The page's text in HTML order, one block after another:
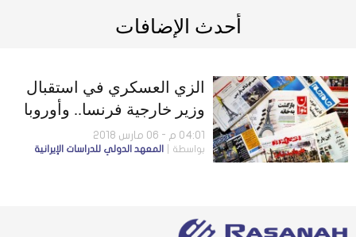
أحدث الإضافات
الزي العسكري في استقبال
وزير خارجية فرنسا.. وأوروبا
ستعوض انتهاكات الاتفاق
04:01 م - 06 مارس 2018
بواسطة المعهد الدولي للدراسات الإيرانية